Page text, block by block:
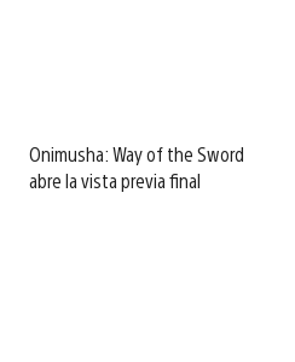
Onimusha: Way of the Sword
abre la vista previa final